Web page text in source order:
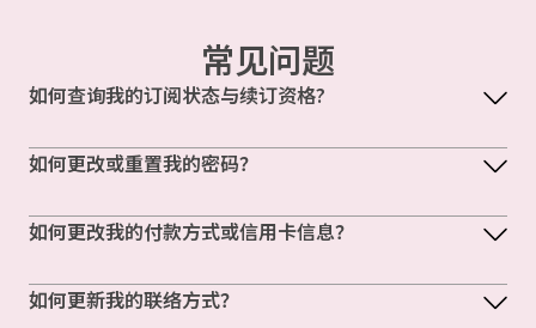
常见问题
如何查询我的订阅状态与续订资格?
如何更改或重置我的密码？
如何更改我的付款方式或信用卡信息？
如何更新我的联络方式？